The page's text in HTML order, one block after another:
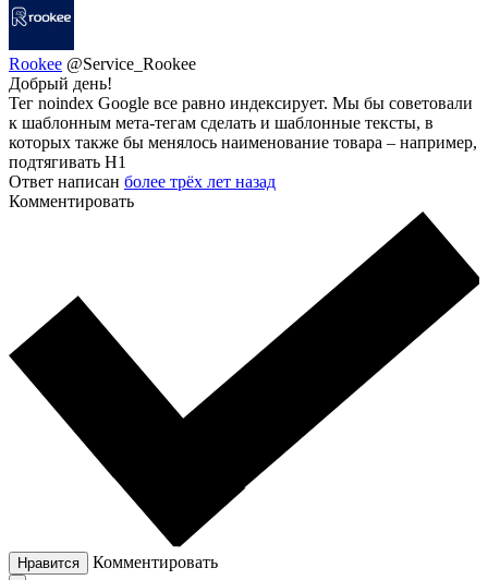
Rookee @Service_Rookee
Добрый день!
Тег noindex Google все равно индексирует. Мы бы советовали
к шаблонным мета-тегам сделать и шаблонные тексты, в
которых также бы менялось наименование товара – например,
подтягивать H1
Ответ написан более трёх лет назад
Комментировать
Нравится Комментировать